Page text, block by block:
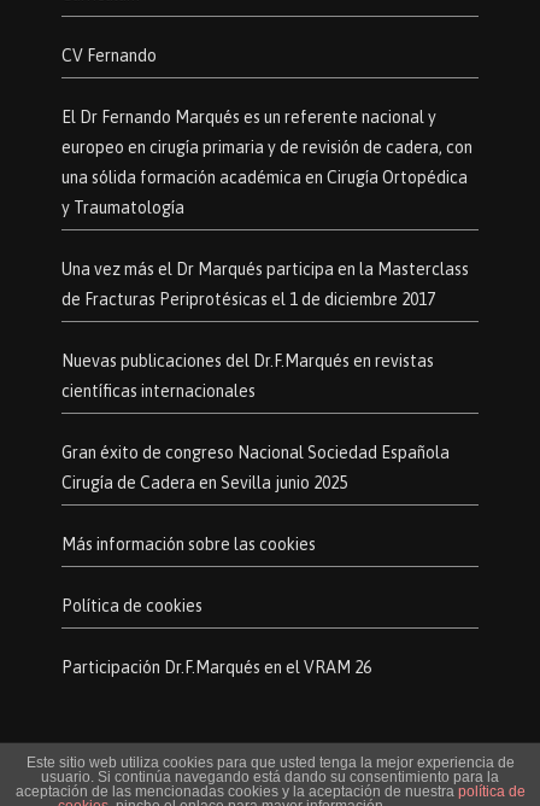
CV Fernando
El Dr Fernando Marqués es un referente nacional y
europeo en cirugía primaria y de revisión de cadera, con
una sólida formación académica en Cirugía Ortopédica
y Traumatología
Una vez más el Dr Marqués participa en la Masterclass
de Fracturas Periprotésicas el 1 de diciembre 2017
Nuevas publicaciones del Dr.F.Marqués en revistas
científicas internacionales
Gran éxito de congreso Nacional Sociedad Española
Cirugía de Cadera en Sevilla junio 2025
Más información sobre las cookies
Política de cookies
Participación Dr.F.Marqués en el VRAM 26
© Todos los derechos reservados.
Este sitio web utiliza cookies para que usted tenga la mejor experiencia de
usuario. Si continúa navegando está dando su consentimiento para la
aceptación de las mencionadas cookies y la aceptación de nuestra política de